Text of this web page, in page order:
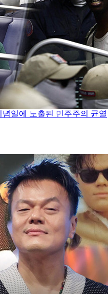
일에 노출된 민주주의 균열